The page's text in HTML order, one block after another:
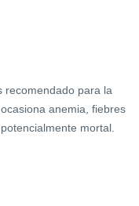
recomendado para la
anemia, fiebres
mortal.